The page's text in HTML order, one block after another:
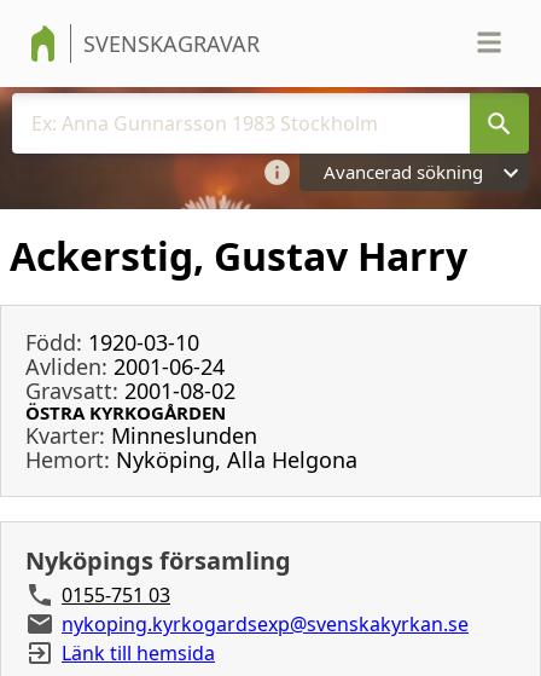
SVENSKAGRAVAR
Avancerad sökning
Ackerstig, Gustav Harry
Född: 1920-03-10
Avliden: 2001-06-24
Gravsatt: 2001-08-02
ÖSTRA KYRKOGÅRDEN
Kvarter: Minneslunden
Hemort: Nyköping, Alla Helgona
Nyköpings församling
0155-751 03
nykoping.kyrkogardsexp@svenskakyrkan.se
Länk till hemsida